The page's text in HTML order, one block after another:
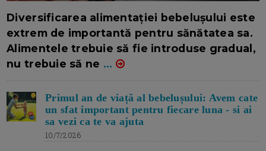
Diversificarea alimentației bebelușului este
extrem de importantă pentru sănătatea sa.
Alimentele trebuie să fie introduse gradual,
nu trebuie să ne ...
Primul an de viață al bebelușului: Avem cate
un sfat important pentru fiecare luna - si ai
sa vezi ca te va ajuta
10/7/2026